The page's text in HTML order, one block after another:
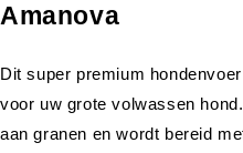
Amanova
Dit super premium
voor uw grote volwassen
aan granen en wordt bereid